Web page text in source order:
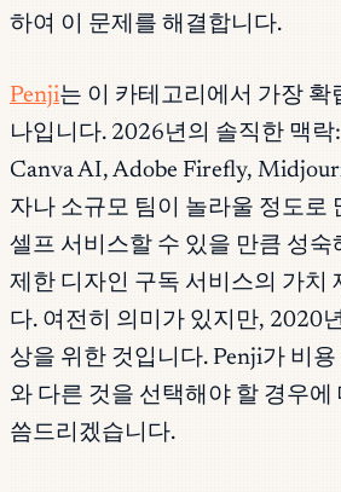
하여 이 문제를 해결합니다.
Penji는 이 카테고리에서 가장 확
나입니다. 2026년의 솔직한 맥
Canva AI, Adobe Firefly,
자나 소규모 팀이 놀라울 정도로
셀프 서비스할 수 있을 만큼 성숙
제한 디자인 구독 서비스의 가치
다. 여전히 의미가 있지만, 2020
상을 위한 것입니다. Penji가 비
와 다른 것을 선택해야 할 경우
씀드리겠습니다.